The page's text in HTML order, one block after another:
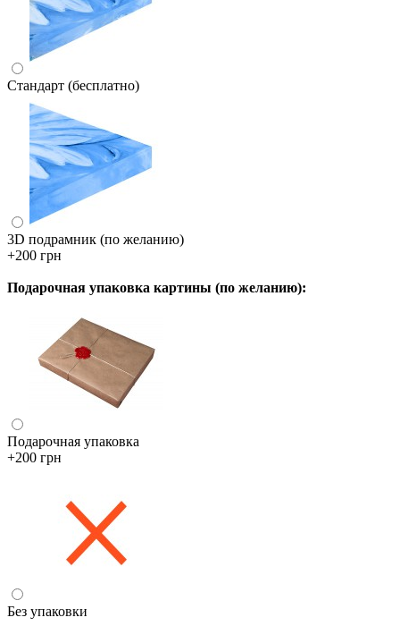
Стандарт (бесплатно)
3D подрамник (по желанию)
+200 грн
Подарочная упаковка картины (по желанию):
Подарочная упаковка
+200 грн
Без упаковки